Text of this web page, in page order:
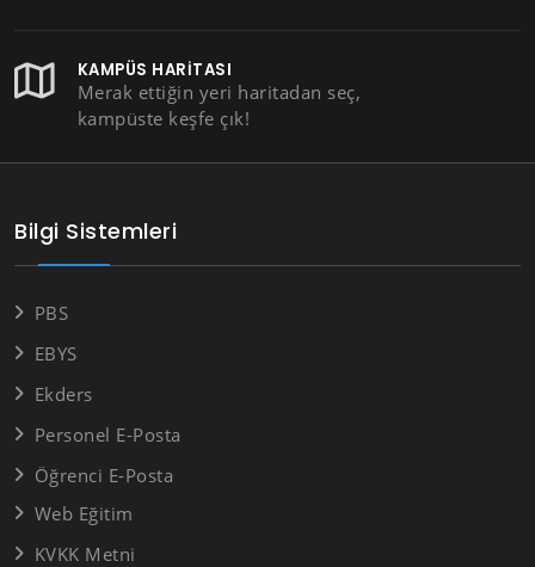
KAMPÜS HARITASI
Merak ettiğin yeri haritadan seç,
kampüste keşfe çık!
Bilgi Sistemleri
PBS
EBYS
Ekders
Personel E-Posta
Öğrenci E-Posta
Web Eğitim
KVKK Metni